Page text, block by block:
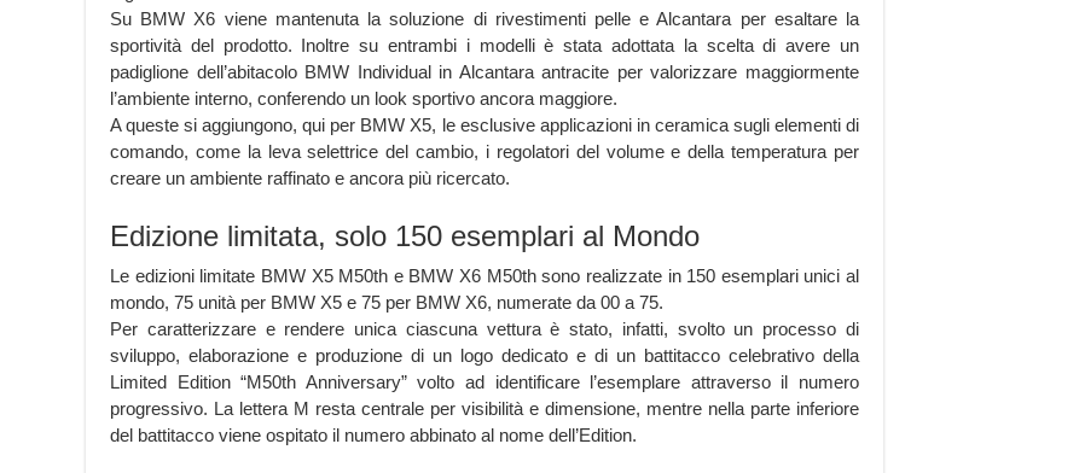
Su BMW X6 viene mantenuta la soluzione di rivestimenti pelle e Alcantara per esaltare la
sportività del prodotto. Inoltre su entrambi i modelli è stata adottata la scelta di avere un
padiglione dell’abitacolo BMW Individual in Alcantara antracite per valorizzare maggiormente
l’ambiente interno, conferendo un look sportivo ancora maggiore.
A queste si aggiungono, qui per BMW X5, le esclusive applicazioni in ceramica sugli elementi di
comando, come la leva selettrice del cambio, i regolatori del volume e della temperatura per
creare un ambiente raffinato e ancora più ricercato.
Edizione limitata, solo 150 esemplari al Mondo
Le edizioni limitate BMW X5 M50th e BMW X6 M50th sono realizzate in 150 esemplari unici al
mondo, 75 unità per BMW X5 e 75 per BMW X6, numerate da 00 a 75.
Per caratterizzare e rendere unica ciascuna vettura è stato, infatti, svolto un processo di
sviluppo, elaborazione e produzione di un logo dedicato e di un battitacco celebrativo della
Limited Edition “M50th Anniversary” volto ad identificare l’esemplare attraverso il numero
progressivo. La lettera M resta centrale per visibilità e dimensione, mentre nella parte inferiore
del battitacco viene ospitato il numero abbinato al nome dell’Edition.